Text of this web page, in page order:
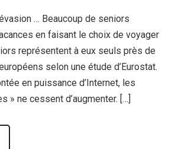
… Beaucoup de seniors
en faisant le choix de voyager
représentent à eux seuls près de
selon une étude d’Eurostat.
en puissance d’Internet, les
» ne cessent d’augmenter. […]